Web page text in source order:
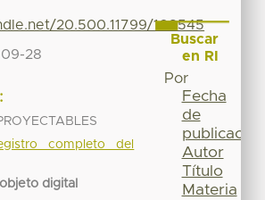
20.500.11799/108545
28
completo del
digital
Buscar
en RI
Por
Fecha
de
publicación
Autor
Título
Materia